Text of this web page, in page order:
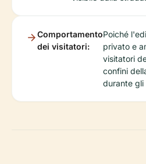
Comportamento
dei visitatori:
Poiché
privato e
visitatori
confini
durante gli